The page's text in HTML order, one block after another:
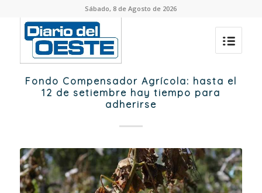
Sábado, 8 de Agosto de 2026
Fondo Compensador Agrícola: hasta el
12 de setiembre hay tiempo para
adherirse